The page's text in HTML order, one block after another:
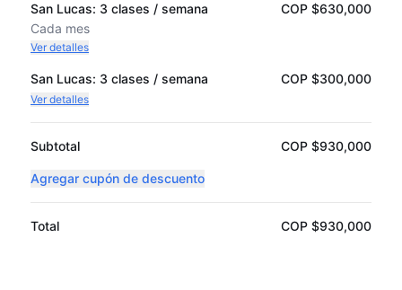
San Lucas: 3 clases / semana
Cada mes
Ver detalles
COP $630,000
San Lucas: 3 clases / semana
Ver detalles
COP $300,000
Subtotal COP $930,000
Agregar cupón de descuento
Total COP $930,000